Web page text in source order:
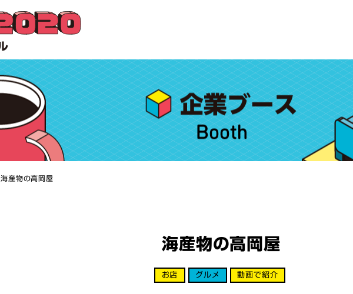
海産物の高岡屋
海産物の高岡屋
お店 グルメ 動画で紹介